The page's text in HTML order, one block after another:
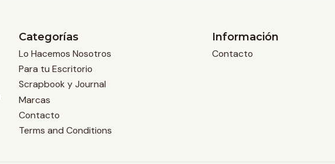
Categorías
Lo Hacemos Nosotros
Para tu Escritorio
Scrapbook y Journal
Marcas
Contacto
Terms and Conditions
Información
Contacto